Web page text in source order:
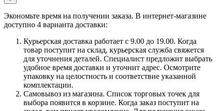
Экономьте время на получении заказа. В интернет-магазине
доступно 4 варианта доставки:
Курьерская доставка работает с 9.00 до 19.00. Когда
товар поступит на склад, курьерская служба свяжется
для уточнения деталей. Специалист предложит выбрать
удобное время доставки и уточнит адрес. Осмотрите
упаковку на целостность и соответствие указанной
комплектации.
Самовывоз из магазина. Список торговых точек для
выбора появится в корзине. Когда заказ поступит на